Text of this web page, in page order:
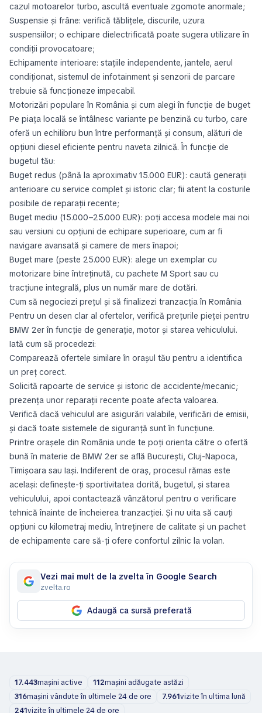
cazul motoarelor turbo, ascultă eventuale zgomote anormale;
Suspensie și frâne: verifică tăblițele, discurile, uzura
suspensiilor; o echipare dielectrificată poate sugera utilizare în
condiții provocatoare;
Echipamente interioare: stațiile independente, jantele, aerul
condiționat, sistemul de infotainment și senzorii de parcare
trebuie să funcționeze impecabil.
Motorizări populare în România și cum alegi în funcție de buget
Pe piața locală se întâlnesc variante pe benzină cu turbo, care
oferă un echilibru bun între performanță și consum, alături de
opțiuni diesel eficiente pentru naveta zilnică. În funcție de
bugetul tău:
Buget redus (până la aproximativ 15.000 EUR): caută generații
anterioare cu service complet și istoric clar; fii atent la costurile
posibile de reparații recente;
Buget mediu (15.000–25.000 EUR): poți accesa modele mai noi
sau versiuni cu opțiuni de echipare superioare, cum ar fi
navigare avansată și camere de mers înapoi;
Buget mare (peste 25.000 EUR): alege un exemplar cu
motorizare bine întreținută, cu pachete M Sport sau cu
tracțiune integrală, plus un număr mare de dotări.
Cum să negociezi prețul și să finalizezi tranzacția în România
Pentru un desen clar al ofertelor, verifică prețurile pieței pentru
BMW 2er în funcție de generație, motor și starea vehiculului.
Iată cum să procedezi:
Comparează ofertele similare în orașul tău pentru a identifica
un preț corect.
Solicită rapoarte de service și istoric de accidente/mecanic;
prezența unor reparații recente poate afecta valoarea.
Verifică dacă vehiculul are asigurări valabile, verificări de emisii,
și dacă toate sistemele de siguranță sunt în funcțiune.
Printre orașele din România unde te poți orienta către o ofertă
bună în materie de BMW 2er se află București, Cluj-Napoca,
Timișoara sau Iași. Indiferent de oraș, procesul rămas este
același: definește-ți sportivitatea dorită, bugetul, și starea
vehiculului, apoi contactează vânzătorul pentru o verificare
tehnică înainte de încheierea tranzacției. Și nu uita să cauți
opțiuni cu kilometraj mediu, întreținere de calitate și un pachet
de echipamente care să-ți ofere confortul zilnic la volan.
Vezi mai mult de la zvelta în Google Search
zvelta.ro
Adaugă ca sursă preferată
17.443mașini active 112mașini adăugate astăzi
316mașini vândute în ultimele 24 de ore 7.961vizite în ultima lună
241vizite în ultimele 24 de ore